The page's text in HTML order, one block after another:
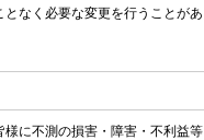
なく必要な変更を行うことがあ
に不測の損害・障害・不利益等